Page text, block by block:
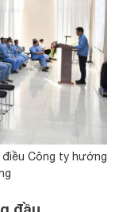
Công ty hướng
đầu